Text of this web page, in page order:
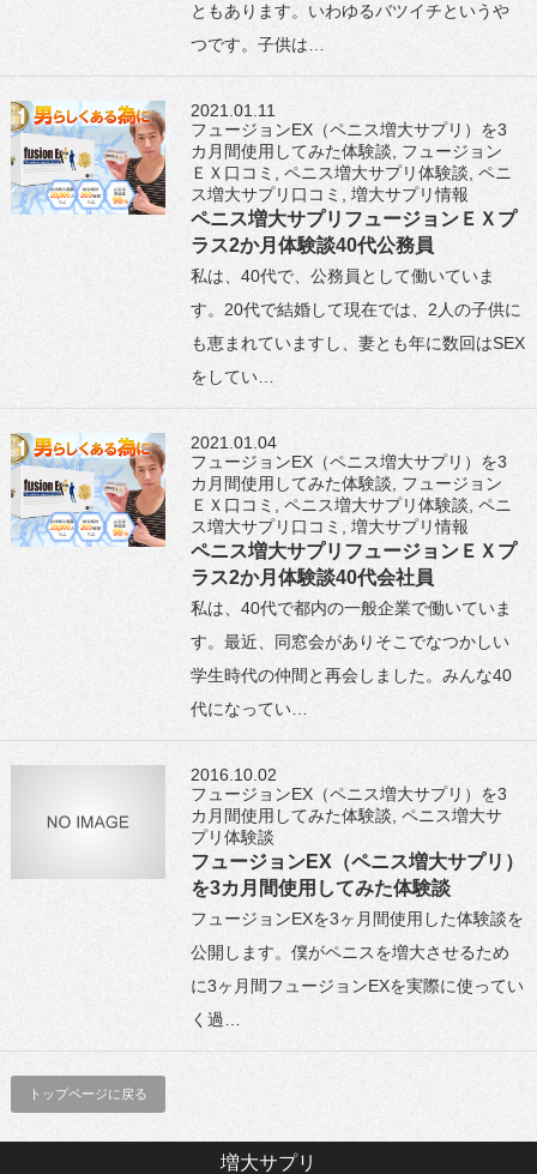
ともあります。いわゆるバツイチというや
つです。子供は…
2021.01.11
フュージョンEX（ペニス増大サプリ）を3
カ月間使用してみた体験談
フュージョン
ＥＸ口コミ
,ペニス増大サプリ体験談 ,ペニ
ス増大サプリ口コミ
,増大サプリ情報
ペニス増大サプリフュージョンＥＸプ
ラス2か月体験談40代公務員
私は、40代で、公務員として働いていま
す。20代で結婚して現在では、2人の子供に
も恵まれていますし、妻とも年に数回はSEX
をしてい…
2021.01.04
フュージョンEX（ペニス増大サプリ）を3
カ月間使用してみた体験談
フュージョン
ＥＸ口コミ
,ペニス増大サプリ体験談 ,ペニ
ス増大サプリ口コミ
,増大サプリ情報
ペニス増大サプリフュージョンＥＸプ
ラス2か月体験談40代会社員
私は、40代で都内の一般企業で働いていま
す。最近、同窓会がありそこでなつかしい
学生時代の仲間と再会しました。みんな40
代になってい…
2016.10.02
フュージョンEX（ペニス増大サプリ）を3
カ月間使用してみた体験談 ,ペニス増大サ
プリ体験談
フュージョンEX（ペニス増大サプリ）
を3カ月間使用してみた体験談
フュージョンEXを3ヶ月間使用した体験談を
公開します。僕がペニスを増大させるため
に3ヶ月間フュージョンEXを実際に使ってい
く過…
トップページに戻る
増大サプリ